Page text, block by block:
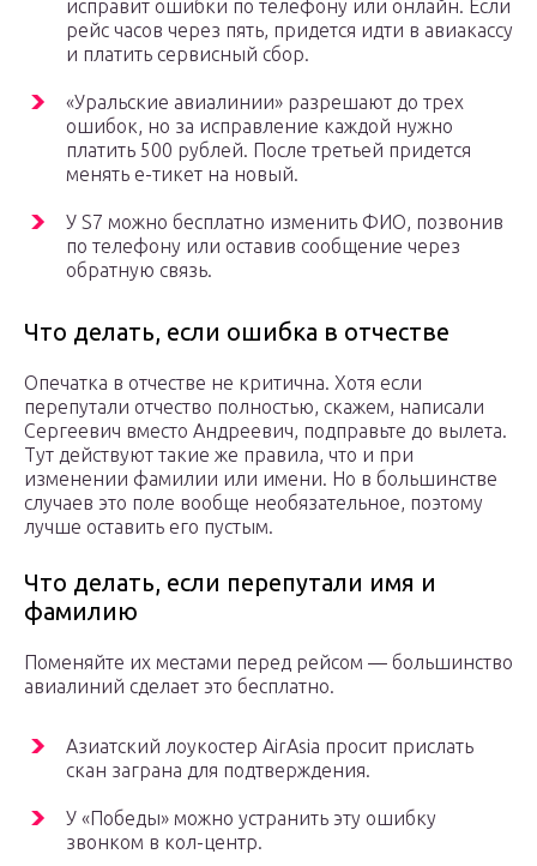
исправит ошибки по телефону или онлайн. Если
рейс часов через пять, придется идти в авиакассу
и платить сервисный сбор.
«Уральские авиалинии» разрешают до трех
ошибок, но за исправление каждой нужно
платить 500 рублей. После третьей придется
менять е-тикет на новый.
У S7 можно бесплатно изменить ФИО, позвонив
по телефону или оставив сообщение через
обратную связь.
Что делать, если ошибка в отчестве
Опечатка в отчестве не критична. Хотя если
перепутали отчество полностью, скажем, написали
Сергеевич вместо Андреевич, подправьте до вылета.
Тут действуют такие же правила, что и при
изменении фамилии или имени. Но в большинстве
случаев это поле вообще необязательное, поэтому
лучше оставить его пустым.
Что делать, если перепутали имя и
фамилию
Поменяйте их местами перед рейсом — большинство
авиалиний сделает это бесплатно.
Азиатский лоукостер AirAsia просит прислать
скан заграна для подтверждения.
У «Победы» можно устранить эту ошибку
звонком в кол-центр.